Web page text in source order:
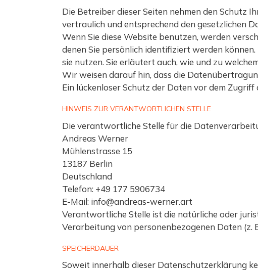
Die Betreiber dieser Seiten nehmen den Schutz
vertraulich und entsprechend den gesetzlichen
Wenn Sie diese Website benutzen, werden
denen Sie persönlich identifiziert werden
sie nutzen. Sie erläutert auch, wie und zu
Wir weisen darauf hin, dass die
Ein lückenloser Schutz der Daten vor dem
HINWEIS ZUR VERANTWORTLICHEN STELLE
Die verantwortliche Stelle für die
Andreas Werner
Mühlenstrasse 15
13187 Berlin
Deutschland
Telefon: ‭+49 177 5906734‬
E-Mail: info@andreas-werner.art
Verantwortliche Stelle ist die natürliche oder
Verarbeitung von personenbezogenen Daten (z.
SPEICHERDAUER
Soweit innerhalb dieser Datenschutzerklärung